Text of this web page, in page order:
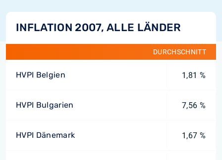
INFLATION 2007, ALLE LÄNDER
DURCHSCHNITT
HVPI Belgien 1,81 %
HVPI Bulgarien 7,56 %
HVPI Dänemark 1,67 %